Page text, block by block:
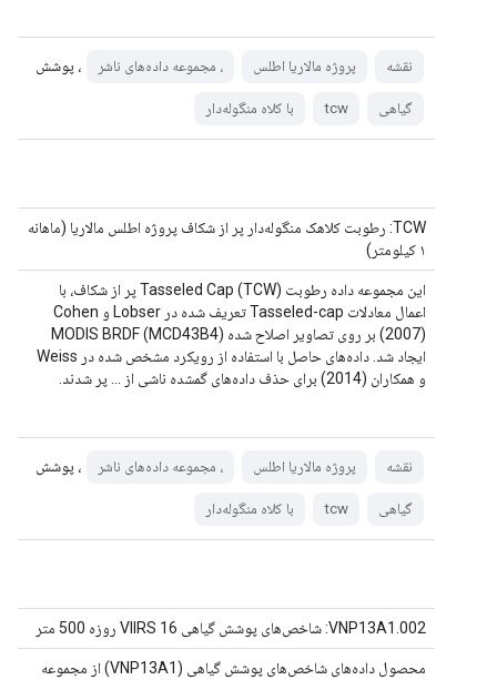
نقشه پروژه مالاریا اطلس ، مجموعه داده‌های ناشر ، پوشش
گیاهی tcw با کلاه منگوله‌دار
TCW: رطوبت کلاهک منگوله‌دار پر از شکاف پروژه اطلس مالاریا (ماهانه
۱ کیلومتر)
این مجموعه داده رطوبت Tasseled Cap (TCW) پر از شکاف، با
اعمال معادلات Tasseled-cap تعریف شده در Lobser و Cohen
(2007) بر روی تصاویر اصلاح شده MODIS BRDF (MCD43B4)
ایجاد شد. داده‌های حاصل با استفاده از رویکرد مشخص شده در Weiss
و همکاران (2014) برای حذف داده‌های گمشده ناشی از ... پر شدند.
نقشه پروژه مالاریا اطلس ، مجموعه داده‌های ناشر ، پوشش
گیاهی tcw با کلاه منگوله‌دار
VNP13A1.002: شاخص‌های پوشش گیاهی VIIRS 16 روزه 500 متر
محصول داده‌های شاخص‌های پوشش گیاهی (VNP13A1) از مجموعه